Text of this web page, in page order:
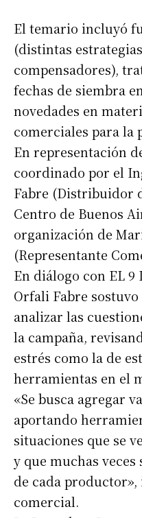
El temario incluyó
(distintas
compensadores),
fechas de siembra
novedades en
comerciales para la
En representación
coordinado por el
Fabre (Distribuidor
Centro de Buenos
organización de
(Representante
En diálogo con EL 9
Orfali Fabre
analizar las
la campaña,
estrés como la de
herramientas en el
«Se busca agregar
aportando
situaciones que se
y que muchas
de cada
comercial.